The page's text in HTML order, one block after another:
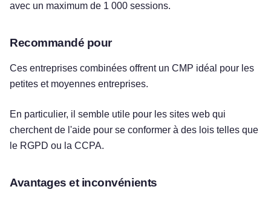
avec un maximum de 1 000 sessions.
Recommandé pour
Ces entreprises combinées offrent un CMP idéal pour les
petites et moyennes entreprises.
En particulier, il semble utile pour les sites web qui
cherchent de l'aide pour se conformer à des lois telles que
le RGPD ou la CCPA.
Avantages et inconvénients